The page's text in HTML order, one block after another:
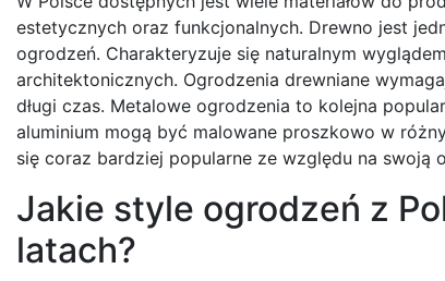
estetycznych oraz funkcjonalnych. Drewno jest
ogrodzeń. Charakteryzuje się naturalnym
architektonicznych. Ogrodzenia drewniane
długi czas. Metalowe ogrodzenia to kolejna
aluminium mogą być malowane proszkowo w
się coraz bardziej popularne ze względu na
Jakie style ogrodzeń z
latach?